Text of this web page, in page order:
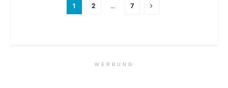
1 2 … 7
WERBUNG